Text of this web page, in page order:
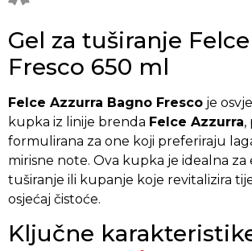
Gel za tuširanje
Fresco 650 ml
Felce Azzurra Bagno Fresco je
kupka iz linije brenda Felce Azzurra,
formulirana za one koji preferiraju
mirisne note. Ova kupka je idealna
tuširanje ili kupanje koje revitalizira
osjećaj čistoće.
Ključne